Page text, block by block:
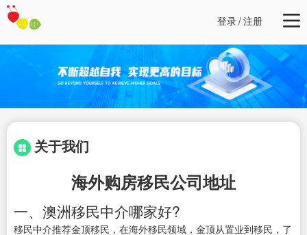
登录/注册
关于我们
海外购房移民公司地址
一、澳洲移民中介哪家好?
移民中介推荐金顶移民，在海外移民领域，金顶从置业到移民，了